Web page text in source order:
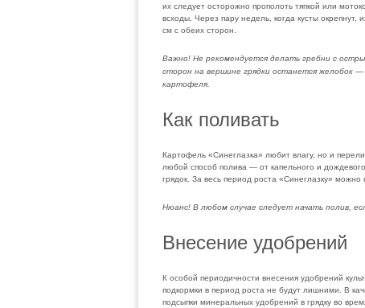
их следует осторожно прополоть тяпкой или
всходы. Через пару недель, когда кусты
см с обеих сторон.
Важно! Не рекомендуется делать гребни с
сторон на вершине грядки останется желобок
картофеля.
Как поливать
Картофель «Синеглазка» любит влагу, но и
любой способ полива — от капельного и
грядок. За весь период роста «Синеглазку»
Нюанс! В любом случае следует начать полив,
Внесение удобрений
К особой периодичности внесения удобрений
подкормки в период роста не будут лишними. В
подсыпки минеральных удобрений в грядку во